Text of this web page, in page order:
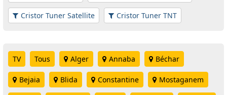
Cristor Tuner Satellite Cristor Tuner TNT
TV Tous Alger Annaba Béchar
Bejaia Blida Constantine Mostaganem